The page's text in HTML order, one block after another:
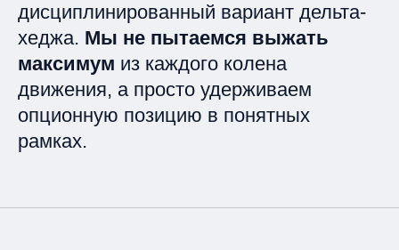
дисциплинированный вариант дельта-
хеджа. Мы не пытаемся выжать
максимум из каждого колена
движения, а просто удерживаем
опционную позицию в понятных
рамках.